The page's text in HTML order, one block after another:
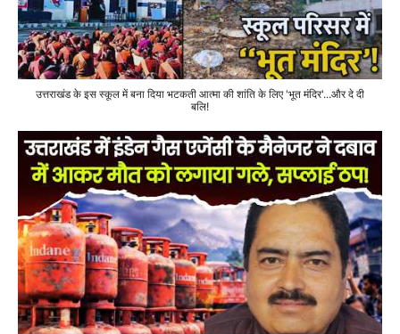
उत्तराखंड के इस स्कूल में बना दिया भटकती आत्मा की शांति के लिए 'भूत मंदिर'...और दे दी
बलि!